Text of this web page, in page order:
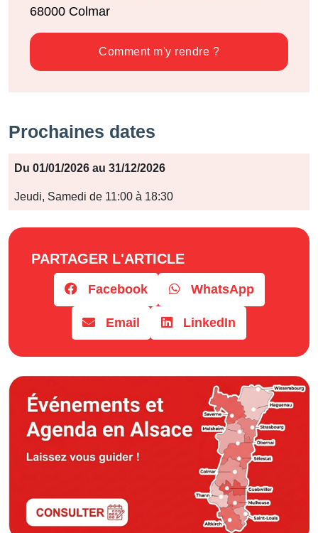
68000 Colmar
Comment m'y rendre ?
Prochaines dates
Période
Jours
Du 01/01/2026 au 31/12/2026
Jeudi, Samedi de 11:00 à 18:30
PARTAGER L'ARTICLE
Facebook WhatsApp
Email LinkedIn